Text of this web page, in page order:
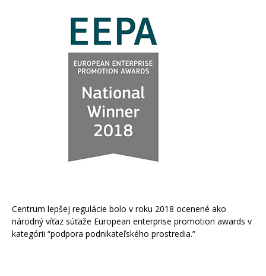
Centrum lepšej regulácie bolo v roku 2018 ocenené ako
národný víťaz súťaže European enterprise promotion awards v
kategórii “podpora podnikateľského prostredia.”